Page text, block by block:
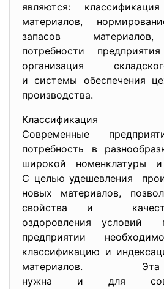
являются:
материалов,
запасов
потребности
организация
и системы обеспечения
производства.
Классификация
Современные
потребность в
широкой номенклатуры
С целью удешевления
новых материалов,
свойства и
оздоровления условий
предприятии
классификацию и
материалов.
нужна и для